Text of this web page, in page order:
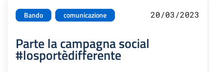
Bando comunicazione 20/03/2023
Parte la campagna social
#losportèdifferente